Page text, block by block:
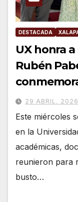
DESTACADA
UX honra
Rubén
29 ABRIL, 2026
Este miércoles
en la
académicas,
reunieron para
busto…